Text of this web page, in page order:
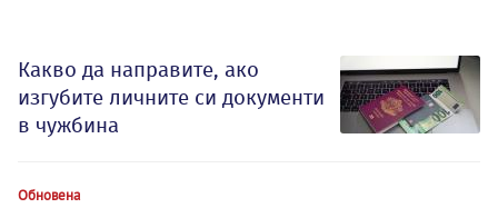
Какво да направите, ако
изгубите личните си документи
в чужбина
Обновена